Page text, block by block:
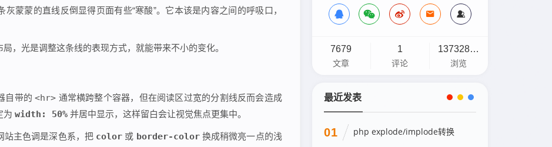
蒙蒙的直线反倒显得页面有些“寒酸”。它本该是内容之间的呼吸口，
，光是调整这条线的表现方式，就能带来不小的变化。
自带的<hr> 通常横跨整个容器，但在阅读区过宽的分割线反而会造成
为 width: 50%并居中显示，这样留白会让视觉焦点更集中。
站主色调是深色系，把 color 或 border-color换成稍微亮一点的浅
7679
文章
1
评论
13732898
浏览
最近发表
01 php explode/implode转换